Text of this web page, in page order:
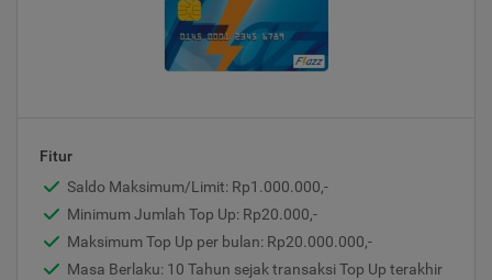
Fitur
Saldo Maksimum/Limit: Rp1.000.000,-
Minimum Jumlah Top Up: Rp20.000,-
Maksimum Top Up per bulan: Rp20.000.000,-
Masa Berlaku: 10 Tahun sejak transaksi Top Up terakhir